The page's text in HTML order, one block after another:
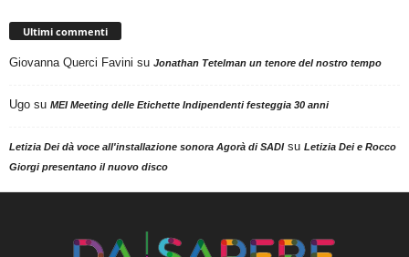
Ultimi commenti
Giovanna Querci Favini su Jonathan Tetelman un tenore del nostro tempo
Ugo su MEI Meeting delle Etichette Indipendenti festeggia 30 anni
Letizia Dei dà voce all'installazione sonora Agorà di SADIsu Letizia Dei e Rocco
Giorgi presentano il nuovo disco